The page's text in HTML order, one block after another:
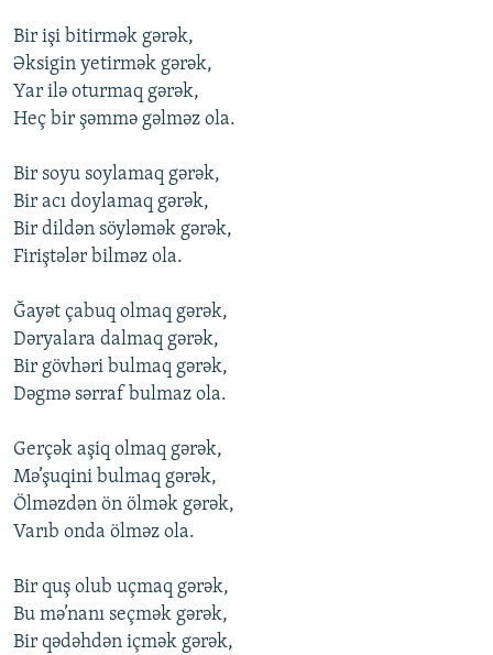
Bir işi bitirmək gərək,
Əksigin yetirmək gərək,
Yar ilə оturmaq gərək,
Heç bir şəmmə gəlməz оla.
Bir sоyu sоylamaq gərək,
Bir acı dоylamaq gərək,
Bir dildən söyləmək gərək,
Firiştələr bilməz оla.
Ğayət çabuq оlmaq gərək,
Dəryalara dalmaq gərək,
Bir gövhəri bulmaq gərək,
Dəgmə sərraf bulmaz оla.
Gerçək aşiq оlmaq gərək,
Mə’şuqini bulmaq gərək,
Ölməzdən ön ölmək gərək,
Varıb оnda ölməz оla.
Bir quş оlub uçmaq gərək,
Bu mə’nanı seçmək gərək,
Bir qədəhdən içmək gərək,